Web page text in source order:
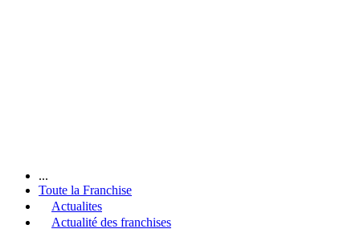
...
Toute la Franchise
Actualites
Actualité des franchises